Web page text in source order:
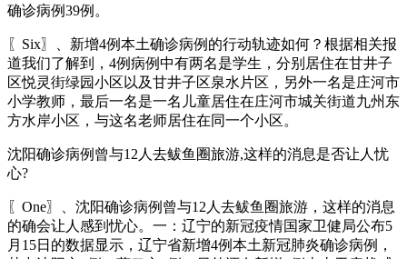
确诊病例39例。
〖Six〗、新增4例本土确诊病例的行动轨迹如何？根据相关报
道我们了解到，4例病例中有两名是学生，分别居住在甘井子
区悦灵街绿园小区以及甘井子区泉水片区，另外一名是庄河市
小学教师，最后一名是一名儿童居住在庄河市城关街道九州东
方水岸小区，与这名老师居住在同一个小区。
沈阳确诊病例曾与12人去鲅鱼圈旅游,这样的消息是否让人忧
心?
〖One〗、沈阳确诊病例曾与12人去鲅鱼圈旅游，这样的消息
的确会让人感到忧心。一：辽宁的新冠疫情国家卫健局公布5
月15日的数据显示，辽宁省新增4例本土新冠肺炎确诊病例，